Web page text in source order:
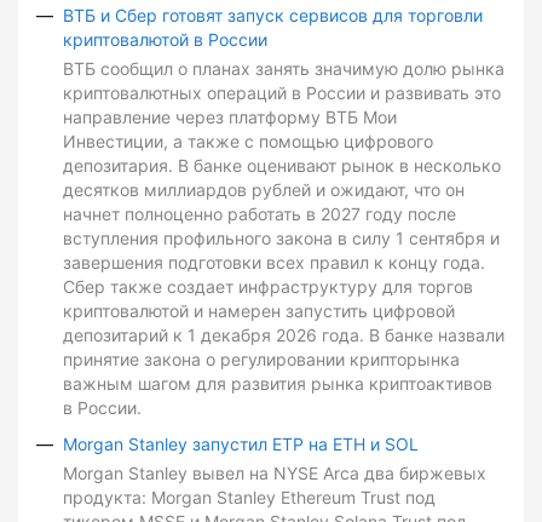
ВТБ и Сбер готовят запуск сервисов для торговли
криптовалютой в России
ВТБ сообщил о планах занять значимую долю рынка
криптовалютных операций в России и развивать это
направление через платформу ВТБ Мои
Инвестиции, а также с помощью цифрового
депозитария. В банке оценивают рынок в несколько
десятков миллиардов рублей и ожидают, что он
начнет полноценно работать в 2027 году после
вступления профильного закона в силу 1 сентября и
завершения подготовки всех правил к концу года.
Сбер также создает инфраструктуру для торгов
криптовалютой и намерен запустить цифровой
депозитарий к 1 декабря 2026 года. В банке назвали
принятие закона о регулировании крипторынка
важным шагом для развития рынка криптоактивов
в России.
Morgan Stanley запустил ETP на ETH и SOL
Morgan Stanley вывел на NYSE Arca два биржевых
продукта: Morgan Stanley Ethereum Trust под